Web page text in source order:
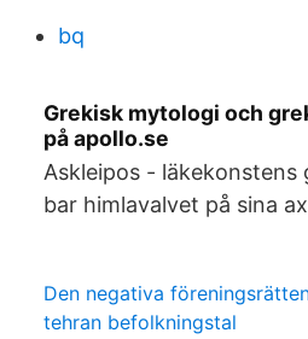
bq
Grekisk mytologi och
på apollo.se
Askleipos - läkekonstens
bar himlavalvet på sina
Den negativa
tehran befolkningstal